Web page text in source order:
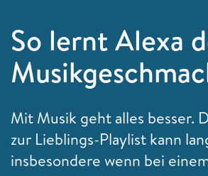
So lernt Alexa
Mit Musik geht alles besser.
zur Lieblings-Playlist kann
insbesondere wenn bei